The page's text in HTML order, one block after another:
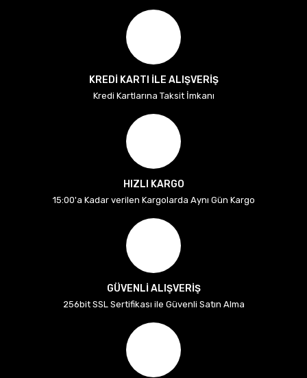
KREDİ KARTI İLE ALIŞVERİŞ
Kredi Kartlarına Taksit İmkanı
HIZLI KARGO
15:00'a Kadar verilen Kargolarda Aynı Gün Kargo
GÜVENLİ ALIŞVERİŞ
256bit SSL Sertifikası ile Güvenli Satın Alma